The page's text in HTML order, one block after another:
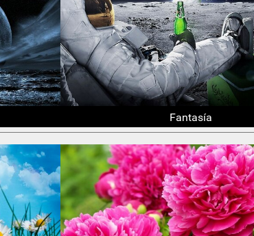
Fantasía